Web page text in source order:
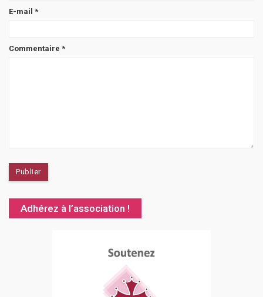
E-mail *
Commentaire *
Adhérez à l’association !